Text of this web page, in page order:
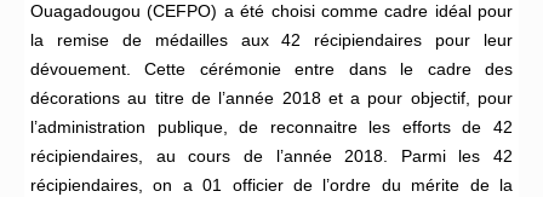
Ouagadougou (CEFPO) a été choisi comme cadre idéal pour
la remise de médailles aux 42 récipiendaires pour leur
dévouement. Cette cérémonie entre dans le cadre des
décorations au titre de l’année 2018 et a pour objectif, pour
l’administration publique, de reconnaitre les efforts de 42
récipiendaires, au cours de l’année 2018. Parmi les 42
récipiendaires, on a 01 officier de l’ordre du mérite de la